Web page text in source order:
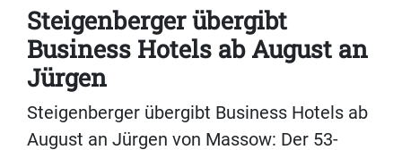
Steigenberger übergibt
Business Hotels ab August an
Jürgen
Steigenberger übergibt Business Hotels ab
August an Jürgen von Massow: Der 53-